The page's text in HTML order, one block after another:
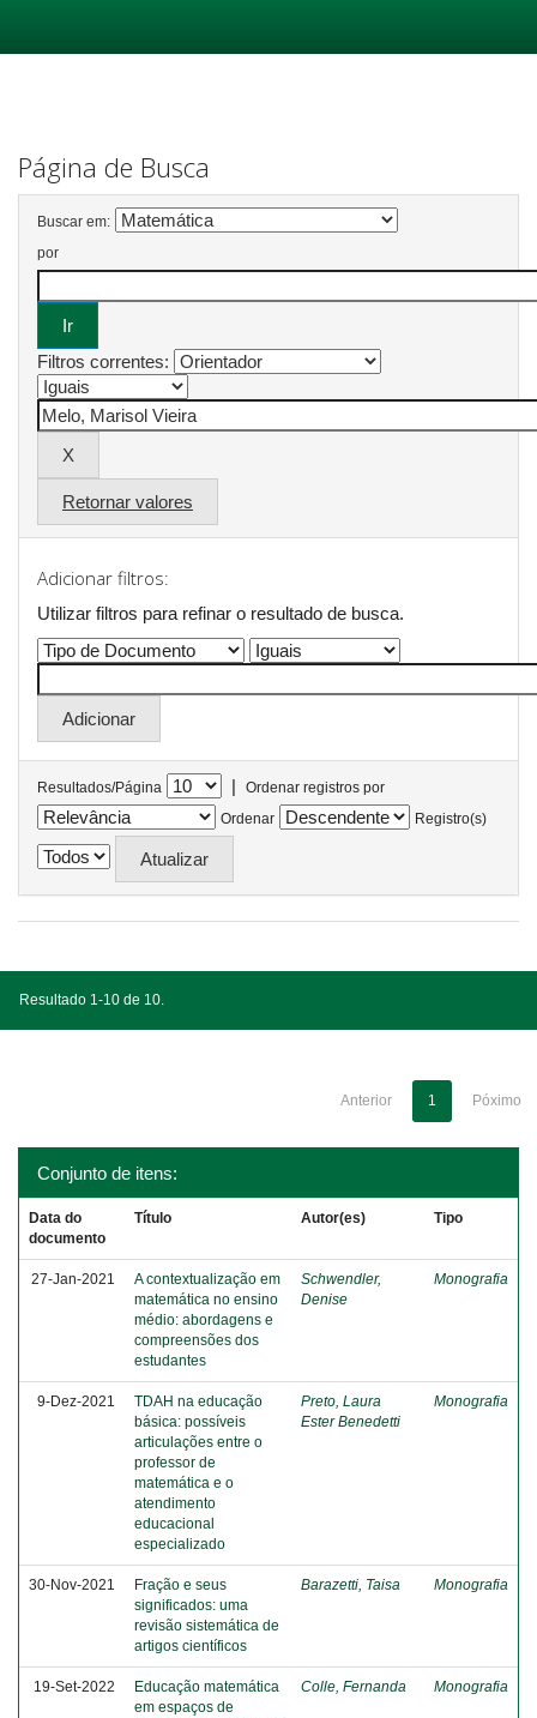
Página de Busca
Buscar em:
por
Filtros correntes:
Retornar valores
Adicionar filtros:
Utilizar filtros para refinar o resultado de busca.
Resultados/Página |
Ordenar registros por
Ordenar
Registro(s)
Resultado 1-10 de 10.
Anterior 1 Póximo
Conjunto de itens:
Data do
documento
Título Autor(es) Tipo
27-Jan-2021
A contextualização em
matemática no ensino
médio: abordagens e
compreensões dos
estudantes
Schwendler,
Denise
Monografia
9-Dez-2021
TDAH na educação
básica: possíveis
articulações entre o
professor de
matemática e o
atendimento
educacional
especializado
Preto, Laura
Ester Benedetti
Monografia
30-Nov-2021
Fração e seus
significados: uma
revisão sistemática de
artigos científicos
Barazetti, Taisa Monografia
19-Set-2022
Educação matemática
em espaços de
Colle, Fernanda Monografia